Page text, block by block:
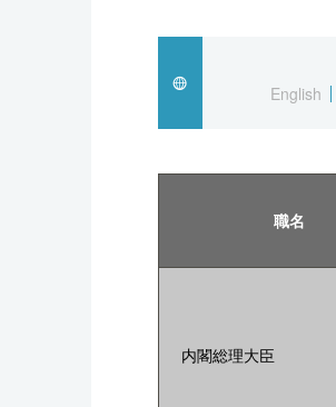
English
職名
内閣総理大臣